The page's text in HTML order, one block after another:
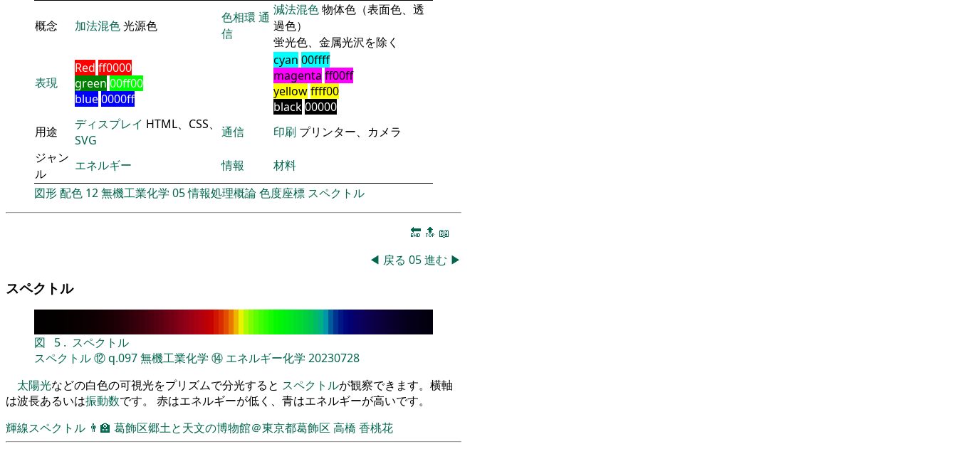
概念 加法混色光源色
色相環 通
信
減法混色物体色（表面色、透
過色）
蛍光色、金属光沢を除く
表現
Red ff0000
green 00ff00
blue0000ff
cyan 00ffff
magenta ff00ff
yellowffff00
black00000
用途
ディスプレイ HTML、CSS、
SVG
通信 印刷 プリンター、カメラ
ジャン
ル
エネルギー 情報
材料
図形配色 12無機工業化学 05情報処理概論色度座標 スペクトル
🔚 🔝 📖
◀ 戻る 05進む ▶
スペクトル
図 5 . スペクトル
スペクトル⑫q.097無機工業化学 ⑭ エネルギー化学 20230728
太陽光などの白色の可視光をプリズムで分光すると スペクトルが観察できます。横軸
は波長あるいは振動数です。 赤はエネルギーが低く、青はエネルギーが高いです。
輝線スペクトル 👨‍🏫 葛飾区郷土と天文の博物館＠東京都葛飾区 高橋 香桃花